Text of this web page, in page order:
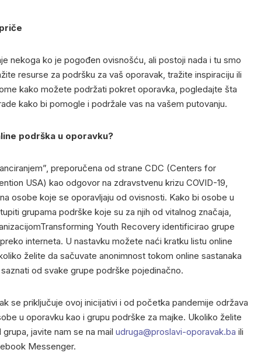
nekoga ko je pogođen ovisnošću, ali postoji nada i tu smo
resurse za podršku za vaš oporavak, tražite inspiraciju ili
kako možete podržati pokret oporavka, pogledajte šta
kako bi pomogle i podržale vas na vašem putovanju.
podrška u oporavku?
preporučena od strane CDC (Centers for
USA) kao odgovor na zdravstvenu krizu COVID-19,
osobe koje se oporavljaju od ovisnosti. Kako bi osobe u
grupama podrške koje su za njih od vitalnog značaja,
Youth Recovery identificirao grupe
interneta. U nastavku možete naći kratku listu online
želite da sačuvate anonimnost tokom online sastanaka
od svake grupe podrške pojedinačno.
se priključuje ovoj inicijativi i od početka pandemije održava
u oporavku kao i grupu podrške za majke. Ukoliko želite
javite nam se na mail udruga@proslavi-oporavak.ba ili
Messenger.